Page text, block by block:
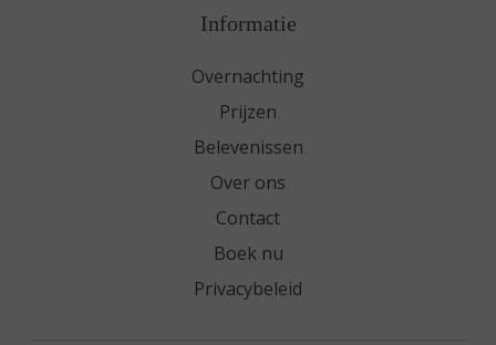
Informatie
Overnachting
Prijzen
Belevenissen
Over ons
Contact
Boek nu
Privacybeleid